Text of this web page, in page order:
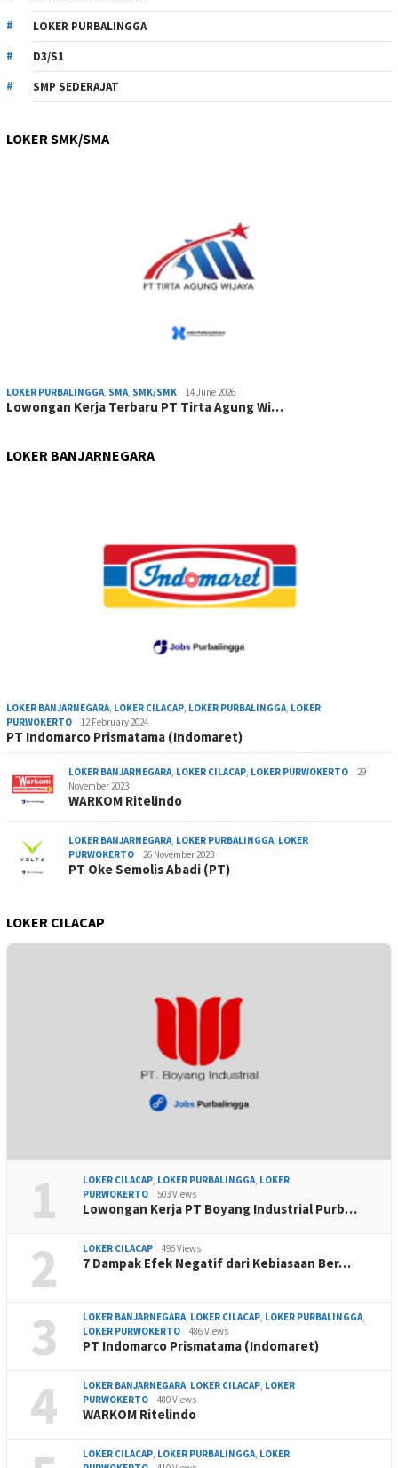
LOKER PURBALINGGA
D3/S1
SMP SEDERAJAT
LOKER SMK/SMA
LOKER PURBALINGGA, SMA, SMK/SMK 14 June 2026
Lowongan Kerja Terbaru PT Tirta Agung Wi…
LOKER BANJARNEGARA
LOKER BANJARNEGARA LOKER CILACAP LOKER PURBALINGGA LOKER
PURWOKERTO
12 February 2024
PT Indomarco Prismatama (Indomaret)
LOKER BANJARNEGARA LOKER CILACAP LOKER PURWOKERTO
29
November 2023
WARKOM Ritelindo
LOKER BANJARNEGARA LOKER PURBALINGGA LOKER
PURWOKERTO
26 November 2023
PT Oke Semolis Abadi (PT)
LOKER CILACAP
1 LOKER CILACAP, LOKER PURBALINGGA, LOKER
PURWOKERTO
503 Views
Lowongan Kerja PT Boyang Industrial Purb…
2 LOKER CILACAP 496 Views
7 Dampak Efek Negatif dari Kebiasaan Ber…
3 LOKER BANJARNEGARA, LOKER CILACAP, LOKER PURBALINGGA,
LOKER PURWOKERTO
486 Views
PT Indomarco Prismatama (Indomaret)
4 LOKER BANJARNEGARA, LOKER CILACAP, LOKER
PURWOKERTO
480 Views
WARKOM Ritelindo
LOKER CILACAP, LOKER PURBALINGGA, LOKER